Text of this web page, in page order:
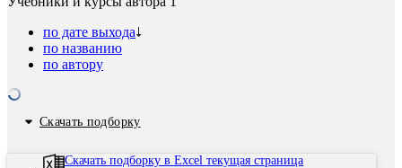
по дате выхода
по названию
по автору
Скачать подборку
Скачать подборку в Excel текущая страница